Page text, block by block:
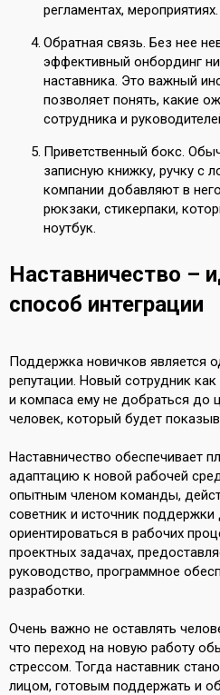
регламентах, мероприятиях.
Обратная связь. Без нее
эффективный онбординг
наставника. Это важный
позволяет понять, какие
сотрудника и
Приветственный бокс.
записную книжку, ручку с
компании добавляют в
рюкзаки, стикерпаки,
ноутбук.
Наставничество –
способ интеграции
Поддержка новичков является
репутации. Новый сотрудник
и компаса ему не добраться до
человек, который будет
Наставничество обеспечивает
адаптацию к новой рабочей
опытным членом команды,
советник и источник
ориентироваться в рабочих
проектных задачах,
руководство, программное
разработки.
Очень важно не оставлять
что переход на новую работу
стрессом. Тогда наставник
лицом, готовым поддержать и